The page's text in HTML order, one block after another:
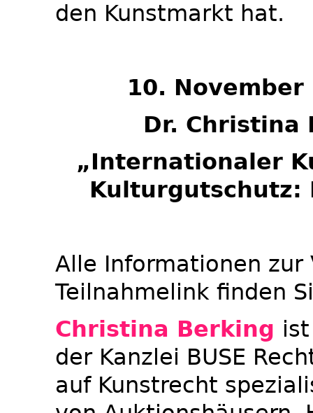
den Kunstmarkt hat.
10.
Dr.
„Internationaler
Kulturgutschutz:
Alle Informationen zur
Teilnahmelink finden
Christina Berking
der Kanzlei BUSE
auf Kunstrecht